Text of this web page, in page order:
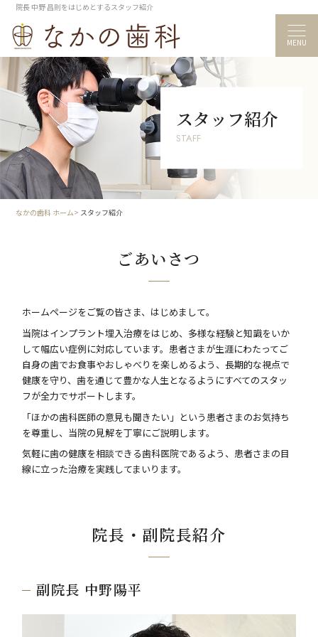
院長 中野 昌則をはじめとするスタッフ紹介
MENU
スタッフ紹介
STAFF
なかの歯科 ホーム スタッフ紹介
ごあいさつ
ホームページをご覧の皆さま、はじめまして。
当院はインプラント埋入治療をはじめ、多様な経験と知識をいか
して幅広い症例に対応しています。患者さまが生涯にわたってご
自身の歯でお食事やおしゃべりを楽しめるよう、長期的な視点で
健康を守り、歯を通じて豊かな人生となるようにすべてのスタッ
フが全力でサポートします。
「ほかの歯科医師の意見も聞きたい」という患者さまのお気持ち
を尊重し、当院の見解を丁寧にご説明します。
気軽に歯の健康を相談できる歯科医院であるよう、患者さまの目
線に立った治療を実践してまいります。
院長・副院長紹介
副院長 中野陽平